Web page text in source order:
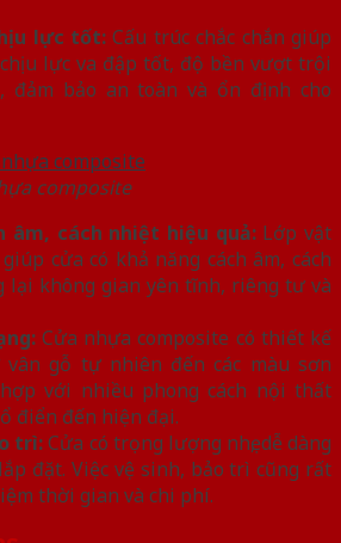
lực tốt: Cấu trúc chắc chắn giúp
lực va đập tốt, độ bền vượt trội
đảm bảo an toàn và ổn định cho
composite
âm, cách nhiệt hiệu quả:Lớp vật
cửa có khả năng cách âm, cách
lại không gian yên tĩnh, riêng tư và
Cửa nhựa composite có thiết kế
gỗ tự nhiên đến các màu sơn
với nhiều phong cách nội thất
điển đến hiện đại.
trì:Cửa có trọng lượng nhẹ, dễ dàng
đặt. Việc vệ sinh, bảo trì cũng rất
thời gian và chi phí.